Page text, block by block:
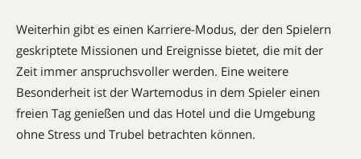
Weiterhin gibt es einen Karriere-Modus, der den Spielern
geskriptete Missionen und Ereignisse bietet, die mit der
Zeit immer anspruchsvoller werden. Eine weitere
Besonderheit ist der Wartemodus in dem Spieler einen
freien Tag genießen und das Hotel und die Umgebung
ohne Stress und Trubel betrachten können.